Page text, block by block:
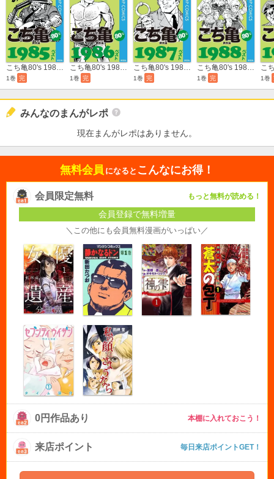
1巻 完 1巻 完 1巻 完 1巻 完 1巻
みんなのまんがレポ
現在まんがレポはありません。
無料会員 になると こんなにお得！
会員限定無料 もっと無料が読める！
会員登録で無料増量
＼この他にも会員無料漫画がいっぱい／
0円作品あり 本棚に入れておこう！
来店ポイント 毎日来店ポイントGET！